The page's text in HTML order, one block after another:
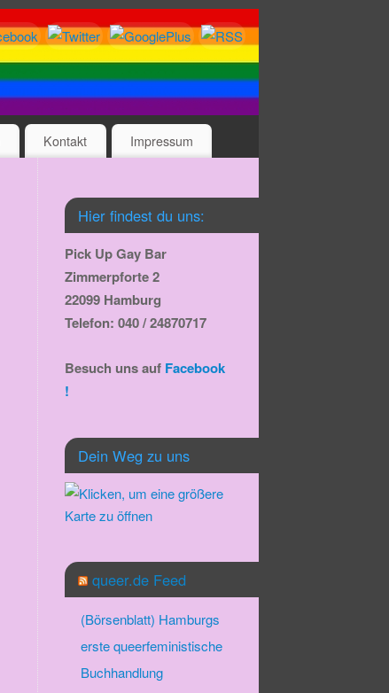
Kontakt Impressum
Hier findest du uns:
Pick Up Gay Bar
Zimmerpforte 2
22099 Hamburg
Telefon: 040 / 24870717
Besuch uns auf Facebook
!
Dein Weg zu uns
queer.de Feed
(Börsenblatt) Hamburgs
erste queerfeministische
Buchhandlung